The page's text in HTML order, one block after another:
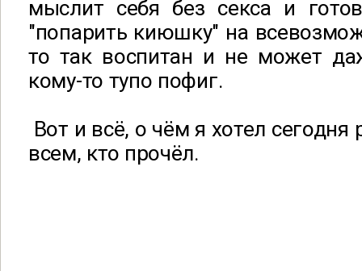
мыслит себя без секса и
"попарить киюшку" на
то так воспитан и не может
кому-то тупо пофиг.
Вот и всё, о чём я хотел сегодня
всем, кто прочёл.